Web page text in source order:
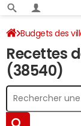
Budgets des
Recettes 2024
Recettes
(38540)